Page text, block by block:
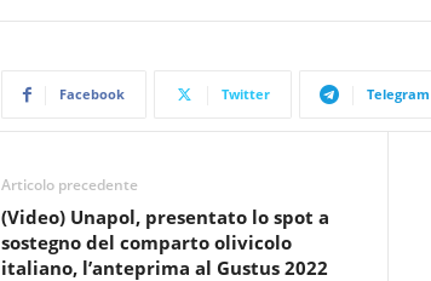
Facebook Twitter Telegram
Articolo precedente
(Video) Unapol, presentato lo spot a
sostegno del comparto olivicolo
italiano, l’anteprima al Gustus 2022